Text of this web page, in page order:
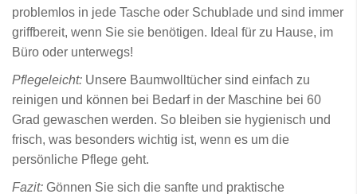
problemlos in jede Tasche oder Schublade und sind immer
griffbereit, wenn Sie sie benötigen. Ideal für zu Hause, im
Büro oder unterwegs!
Pflegeleicht: Unsere Baumwolltücher sind einfach zu
reinigen und können bei Bedarf in der Maschine bei 60
Grad gewaschen werden. So bleiben sie hygienisch und
frisch, was besonders wichtig ist, wenn es um die
persönliche Pflege geht.
Fazit: Gönnen Sie sich die sanfte und praktische